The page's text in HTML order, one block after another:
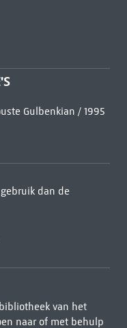
Gulbenkian / 1995
dan de
van het
naar of met behulp